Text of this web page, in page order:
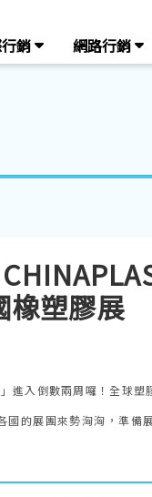
銷 網路行銷
橡塑膠展
進入倒數兩周囉！全球
國的展團來勢洶洶，準